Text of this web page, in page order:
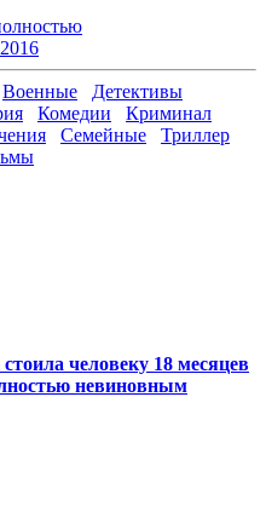
2016
Военные
Детективы
Комедии
Криминал
Семейные
Триллер
человеку 18 месяцев
невиновным